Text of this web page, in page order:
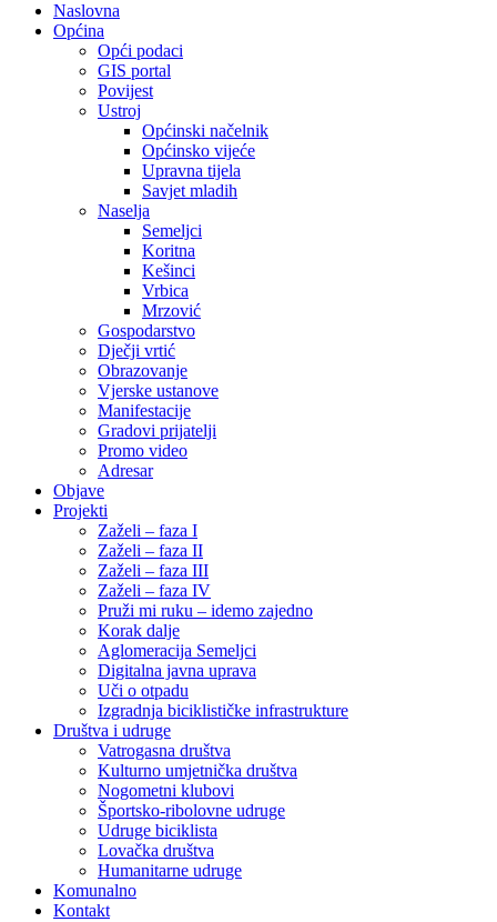
Naslovna
Općina
Opći podaci
GIS portal
Povijest
Ustroj
Općinski načelnik
Općinsko vijeće
Upravna tijela
Savjet mladih
Naselja
Semeljci
Koritna
Kešinci
Vrbica
Mrzović
Gospodarstvo
Dječji vrtić
Obrazovanje
Vjerske ustanove
Manifestacije
Gradovi prijatelji
Promo video
Adresar
Objave
Projekti
Zaželi – faza I
Zaželi – faza II
Zaželi – faza III
Zaželi – faza IV
Pruži mi ruku – idemo zajedno
Korak dalje
Aglomeracija Semeljci
Digitalna javna uprava
Uči o otpadu
Izgradnja biciklističke infrastrukture
Društva i udruge
Vatrogasna društva
Kulturno umjetnička društva
Nogometni klubovi
Športsko-ribolovne udruge
Udruge biciklista
Lovačka društva
Humanitarne udruge
Komunalno
Kontakt